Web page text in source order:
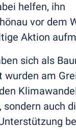
helfen, ihn
vor dem
Aktion
sich als
am
auch